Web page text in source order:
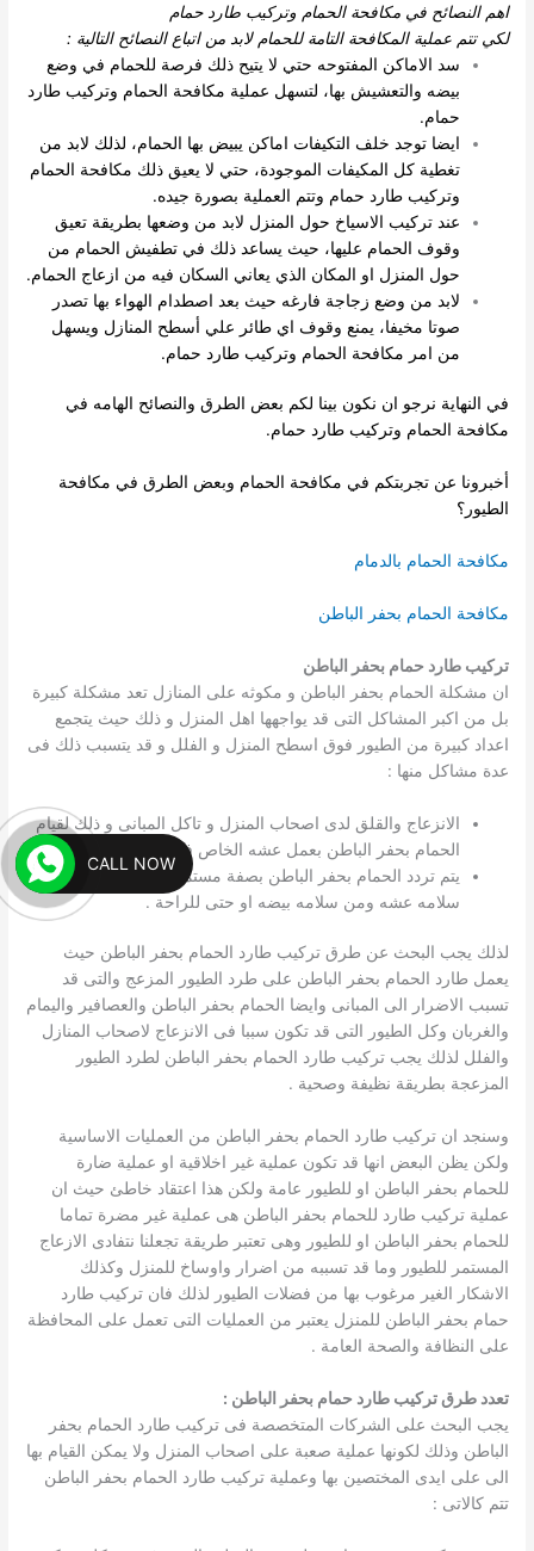
اهم النصائح في مكافحة الحمام وتركيب طارد حمام
لكي تتم عملية المكافحة التامة للحمام لابد من اتباع النصائح التالية :
سد الاماكن المفتوحه حتي لا يتيح ذلك فرصة للحمام في وضع
بيضه والتعشيش بها، لتسهل عملية مكافحة الحمام وتركيب طارد
حمام.
ايضا توجد خلف التكيفات اماكن يبيض بها الحمام، لذلك لابد من
تغطية كل المكيفات الموجودة، حتي لا يعيق ذلك مكافحة الحمام
وتركيب طارد حمام وتتم العملية بصورة جيده.
عند تركيب الاسياخ حول المنزل لابد من وضعها بطريقة تعيق
وقوف الحمام عليها، حيث يساعد ذلك في تطفيش الحمام من
حول المنزل او المكان الذي يعاني السكان فيه من ازعاج الحمام.
لابد من وضع زجاجة فارغه حيث بعد اصطدام الهواء بها تصدر
صوتا مخيفا، يمنع وقوف اي طائر علي أسطح المنازل ويسهل
من امر مكافحة الحمام وتركيب طارد حمام.
في النهاية نرجو ان نكون بينا لكم بعض الطرق والنصائح الهامه في
مكافحة الحمام وتركيب طارد حمام.
أخبرونا عن تجربتكم في مكافحة الحمام وبعض الطرق في مكافحة
الطيور؟
مكافحة الحمام بالدمام
مكافحة الحمام بحفر الباطن
تركيب طارد حمام بحفر الباطن
ان مشكلة الحمام بحفر الباطن و مكوثه على المنازل تعد مشكلة كبيرة
بل من اكبر المشاكل التى قد يواجهها اهل المنزل و ذلك حيث يتجمع
اعداد كبيرة من الطيور فوق اسطح المنزل و الفلل و قد يتسبب ذلك فى
عدة مشاكل منها :
الانزعاج والقلق لدى اصحاب المنزل و تاكل المبانى و ذلك لقيام
الحمام بحفر الباطن بعمل عشه الخاص فوق المبانى .
يتم تردد الحمام بحفر الباطن بصفة مستمرة لاعشاشه لتاكد من
سلامه عشه ومن سلامه بيضه او حتى للراحة .
لذلك يجب البحث عن طرق تركيب طارد الحمام بحفر الباطن حيث
يعمل طارد الحمام بحفر الباطن على طرد الطيور المزعج والتى قد
تسبب الاضرار الى المبانى وايضا الحمام بحفر الباطن والعصافير واليمام
والغربان وكل الطيور التى قد تكون سببا فى الانزعاج لاصحاب المنازل
والفلل لذلك يجب تركيب طارد الحمام بحفر الباطن لطرد الطيور
المزعجة بطريقة نظيفة وصحية .
وسنجد ان تركيب طارد الحمام بحفر الباطن من العمليات الاساسية
ولكن يظن البعض انها قد تكون عملية غير اخلاقية او عملية ضارة
للحمام بحفر الباطن او للطيور عامة ولكن هذا اعتقاد خاطئ حيث ان
عملية تركيب طارد للحمام بحفر الباطن هى عملية غير مضرة تماما
للحمام بحفر الباطن او للطيور وهى تعتبر طريقة تجعلنا نتفادى الازعاج
المستمر للطيور وما قد تسببه من اضرار واوساخ للمنزل وكذلك
الاشكار الغير مرغوب بها من فضلات الطيور لذلك فان تركيب طارد
حمام بحفر الباطن للمنزل يعتبر من العمليات التى تعمل على المحافظة
على النظافة والصحة العامة .
تعدد طرق تركيب طارد حمام بحفر الباطن :
يجب البحث على الشركات المتخصصة فى تركيب طارد الحمام بحفر
الباطن وذلك لكونها عملية صعبة على اصحاب المنزل ولا يمكن القيام بها
الى على ايدى المختصين بها وعملية تركيب طارد الحمام بحفر الباطن
تتم كالاتى :
CALL NOW